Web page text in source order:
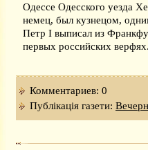
Одессе Одесского уезда
немец, был кузнецом,
Петр I выписал из
первых российских верфях.
Комментариев: 0
Публікація газети: